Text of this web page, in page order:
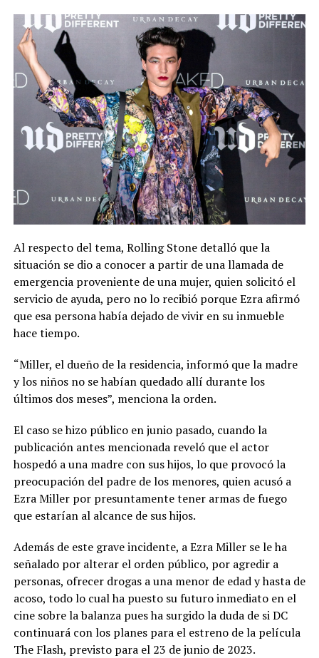
Al respecto del tema, Rolling Stone detalló que la
situación se dio a conocer a partir de una llamada de
emergencia proveniente de una mujer, quien solicitó el
servicio de ayuda, pero no lo recibió porque Ezra afirmó
que esa persona había dejado de vivir en su inmueble
hace tiempo.
“Miller, el dueño de la residencia, informó que la madre
y los niños no se habían quedado allí durante los
últimos dos meses”, menciona la orden.
El caso se hizo público en junio pasado, cuando la
publicación antes mencionada reveló que el actor
hospedó a una madre con sus hijos, lo que provocó la
preocupación del padre de los menores, quien acusó a
Ezra Miller por presuntamente tener armas de fuego
que estarían al alcance de sus hijos.
Además de este grave incidente, a Ezra Miller se le ha
señalado por alterar el orden público, por agredir a
personas, ofrecer drogas a una menor de edad y hasta de
acoso, todo lo cual ha puesto su futuro inmediato en el
cine sobre la balanza pues ha surgido la duda de si DC
continuará con los planes para el estreno de la película
The Flash, previsto para el 23 de junio de 2023.